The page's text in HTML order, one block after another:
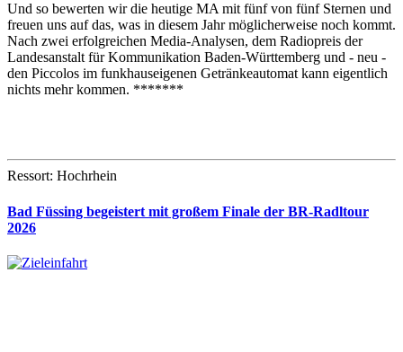
Und so bewerten wir die heutige MA mit fünf von fünf Sternen und
freuen uns auf das, was in diesem Jahr möglicherweise noch kommt.
Nach zwei erfolgreichen Media-Analysen, dem Radiopreis der
Landesanstalt für Kommunikation Baden-Württemberg und - neu -
den Piccolos im funkhauseigenen Getränkeautomat kann eigentlich
nichts mehr kommen. *******
Ressort: Hochrhein
Bad Füssing begeistert mit großem Finale der BR-Radltour
2026